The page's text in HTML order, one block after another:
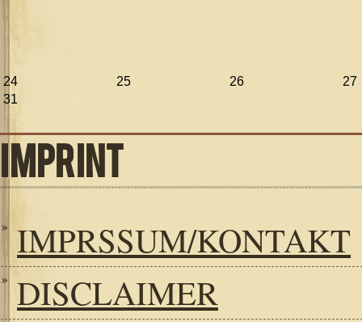
24 25 26
27
31
IMPRINT
IMPRSSUM/KONTAKT
DISCLAIMER